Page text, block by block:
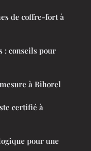
de coffre-fort à
: conseils pour
à Bihorel
certifié à
pour une